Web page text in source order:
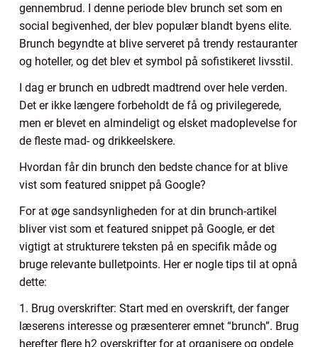
gennembrud. I denne periode blev brunch set som en
social begivenhed, der blev populær blandt byens elite.
Brunch begyndte at blive serveret på trendy restauranter
og hoteller, og det blev et symbol på sofistikeret livsstil.
I dag er brunch en udbredt madtrend over hele verden.
Det er ikke længere forbeholdt de få og privilegerede,
men er blevet en almindeligt og elsket madoplevelse for
de fleste mad- og drikkeelskere.
Hvordan får din brunch den bedste chance for at blive
vist som featured snippet på Google?
For at øge sandsynligheden for at din brunch-artikel
bliver vist som et featured snippet på Google, er det
vigtigt at strukturere teksten på en specifik måde og
bruge relevante bulletpoints. Her er nogle tips til at opnå
dette:
1. Brug overskrifter: Start med en overskrift, der fanger
læserens interesse og præsenterer emnet “brunch”. Brug
herefter flere h2 overskrifter for at organisere og opdele